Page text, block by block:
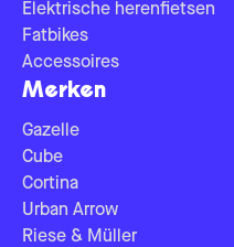
Elektrische herenfietsen
Fatbikes
Accessoires
Merken
Gazelle
Cube
Cortina
Urban Arrow
Riese & Müller